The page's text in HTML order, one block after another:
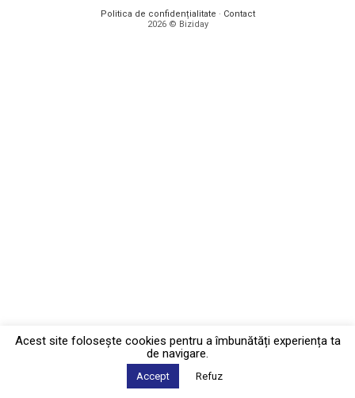
Politica de confidențialitate · Contact
2026 © Biziday
Acest site foloseşte cookies pentru a îmbunătăți experiența ta
de navigare.
Accept Refuz